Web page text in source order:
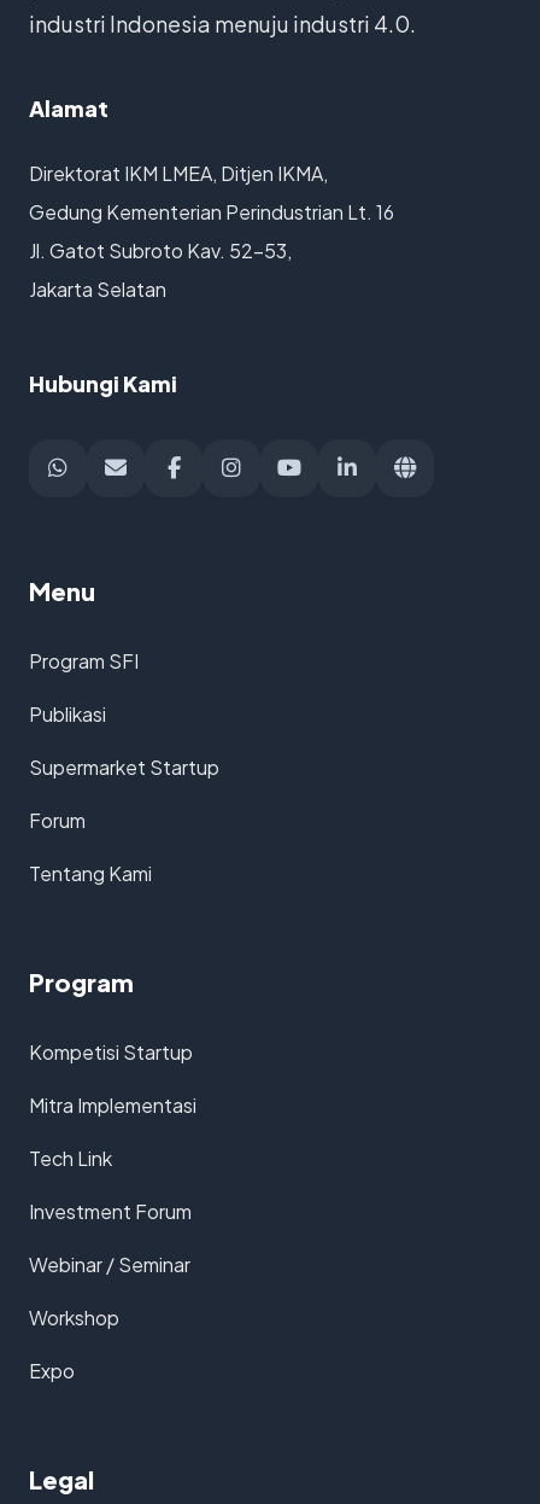
industri Indonesia menuju industri 4.0.
Alamat
Direktorat IKM LMEA, Ditjen IKMA,
Gedung Kementerian Perindustrian Lt. 16
Jl. Gatot Subroto Kav. 52-53,
Jakarta Selatan
Hubungi Kami
Menu
Program SFI
Publikasi
Supermarket Startup
Forum
Tentang Kami
Program
Kompetisi Startup
Mitra Implementasi
Tech Link
Investment Forum
Webinar / Seminar
Workshop
Expo
Legal